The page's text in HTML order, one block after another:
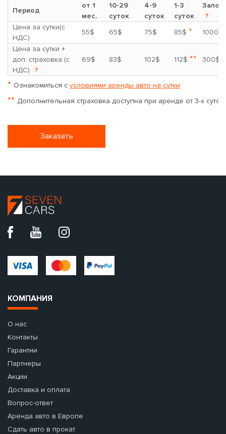
Период
от 1
мес.
10-29
суток
4-9
суток
1-3
суток
Залог
?
Цена за сутки(с
НДС)
55$ 65$ 75$ 85$ *
1000$
Цена за сутки +
доп. страховка (с
НДС)
?
69$ 83$ 102$ 112$ ** 300$
* Ознакомиться с условиями аренды авто на сутки
** Дополнительная страховка доступна при аренде от 3-х суток
Заказать
КОМПАНИЯ
О нас
Контакты
Гарантии
Партнеры
Акции
Доставка и оплата
Вопрос-ответ
Аренда авто в Европе
Сдать авто в прокат